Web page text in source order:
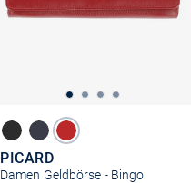
PICARD
Damen Geldbörse - Bingo